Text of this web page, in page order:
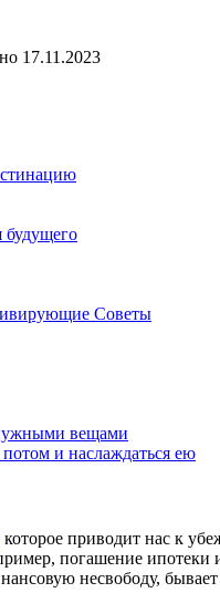
17.11.2023
будущего
Советы
вещами
и наслаждаться ею
которое приводит нас к
погашение
несвободу,